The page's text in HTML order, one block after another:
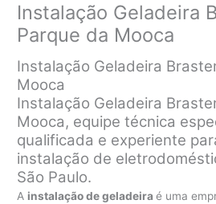
Instalação Geladeira
Parque da Mooca
Instalação Geladeira
Mooca
Instalação Geladeira
Mooca, equipe técnica
qualificada e experiente
instalação de
São Paulo.
A instalação de geladeiraé uma